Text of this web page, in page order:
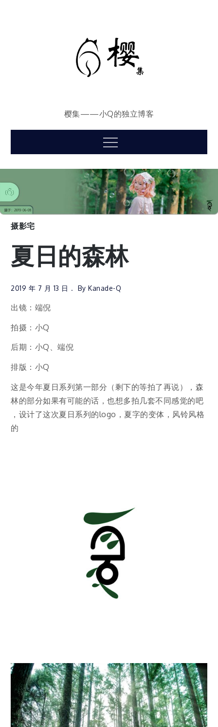
樱集——小Q的独立博客
Menu
摄影宅
夏日的森林
2019 年 7 月 13 日 ByKanade-Q
出镜：端倪
拍摄：小Q
后期：小Q、端倪
排版：小Q
这是今年夏日系列第一部分（剩下的等拍了再说），森
林的部分如果有可能的话，也想多拍几套不同感觉的吧
，设计了这次夏日系列的logo，夏字的变体，风铃风格
的